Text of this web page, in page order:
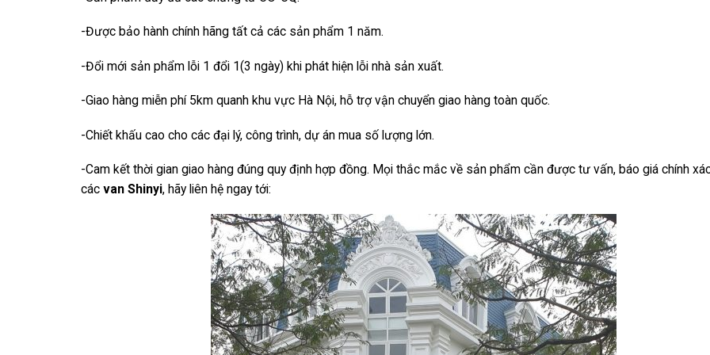
-Được bảo hành chính hãng tất cả các sản phẩm 1 năm.
-Đổi mới sản phẩm lỗi 1 đổi 1(3 ngày) khi phát hiện lỗi nhà sản xuất.
-Giao hàng miễn phí 5km quanh khu vực Hà Nội, hỗ trợ vận chuyển giao hàng toàn quốc.
-Chiết khấu cao cho các đại lý, công trình, dự án mua số lượng lớn.
-Cam kết thời gian giao hàng đúng quy định hợp đồng. Mọi thắc mắc về sản phẩm cần được tư vấn, báo giá chính
các van Shinyi, hãy liên hệ ngay tới: